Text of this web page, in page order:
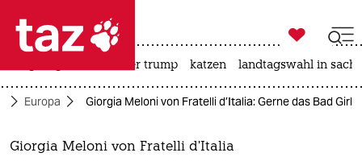
 taz zahl ich
taz zahl ich
themen

taz zahl ich
usa unter trump katzen landtagswahl in
Europa Giorgia Meloni von Fratelli d’Italia: Gerne das Bad Girl
Giorgia Meloni von Fratelli d’Italia